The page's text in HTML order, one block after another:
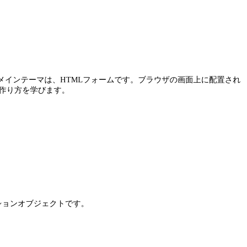
インテーマは、HTMLフォームです。ブラウザの画面上に配置され
り方を学びます。
ンオブジェクトです。